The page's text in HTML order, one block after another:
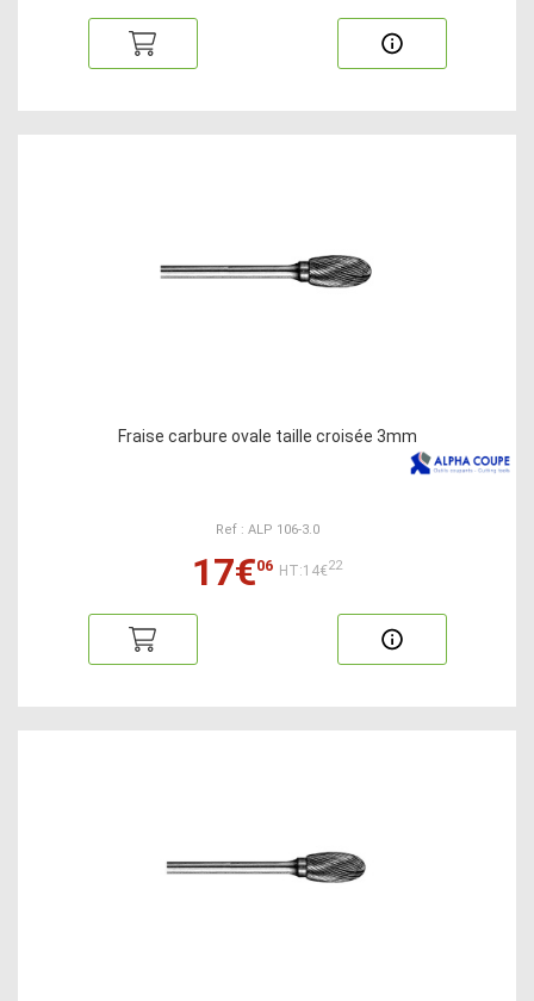
Fraise carbure ovale taille croisée 3mm
Ref : ALP 106-3.0
17€06 HT:14€22